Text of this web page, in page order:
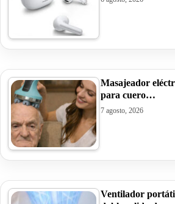
Masajeador
para cuero…
7 agosto, 2026
Ventilador